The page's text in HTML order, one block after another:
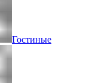
Гостиные